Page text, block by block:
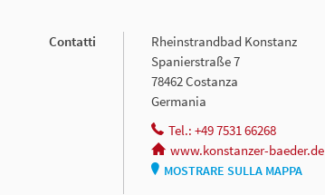
Contatti
Rheinstrandbad Konstanz
Spanierstraße 7
78462 Costanza
Germania
Tel.: +49 7531 66268
www.konstanzer-baeder.de
MOSTRARE SULLA MAPPA